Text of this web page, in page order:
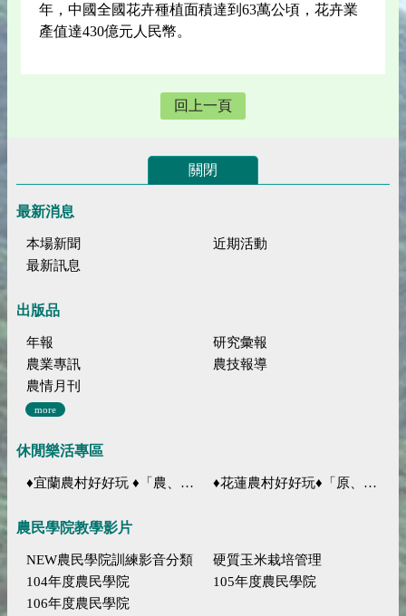
年，中國全國花卉種植面積達到63萬公頃，花卉業
產值達430億元人民幣。
回上一頁
關閉
最新消息
本場新聞
近期活動
最新訊息
出版品
年報
研究彙報
農業專訊
農技報導
農情月刊
more
休閒樂活專區
♦宜蘭農村好好玩 ♦「農、藝、山、水」四條遊程推薦 ♦花蓮農村好好玩♦「原、生、慢、活」四條遊程推薦
農民學院教學影片
NEW農民學院訓練影音分類
硬質玉米栽培管理
104年度農民學院
105年度農民學院
106年度農民學院